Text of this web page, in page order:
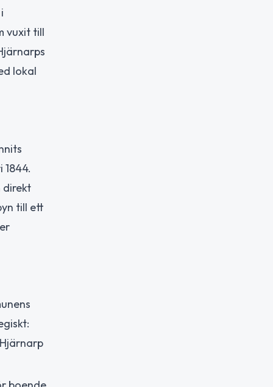
vuxit till
lokal
direkt
till ett